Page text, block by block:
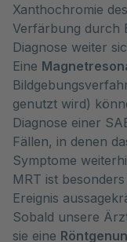
Xanthochromie
Verfärbung durch
Diagnose weiter
Eine
genutzt wird)
Diagnose einer
Fällen, in denen
Symptome
MRT ist
Ereignis
Sobald unsere
sie eine